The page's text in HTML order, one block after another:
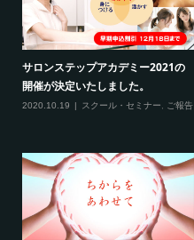
新型コロナ対策につきまして（ご来
場される方へ）
2020.02.27 スクール・セミナー
緊急事